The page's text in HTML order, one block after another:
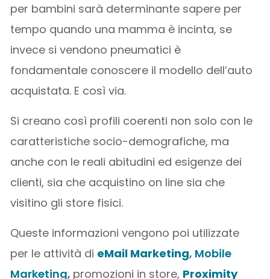
per bambini sarà determinante sapere per
tempo quando una mamma è incinta, se
invece si vendono pneumatici è
fondamentale conoscere il modello dell’auto
acquistata. E così via.
Si creano così profili coerenti non solo con le
caratteristiche socio-demografiche, ma
anche con le reali abitudini ed esigenze dei
clienti, sia che acquistino on line sia che
visitino gli store fisici.
Queste informazioni vengono poi utilizzate
per le attività di eMail Marketing, Mobile
Marketing, promozioni in store, Proximity